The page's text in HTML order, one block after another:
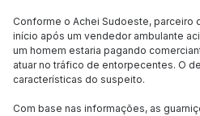
Conforme o Achei Sudoeste, parceiro
início após um vendedor ambulante
um homem estaria pagando
atuar no tráfico de entorpecentes. O
características do suspeito.
Com base nas informações, as